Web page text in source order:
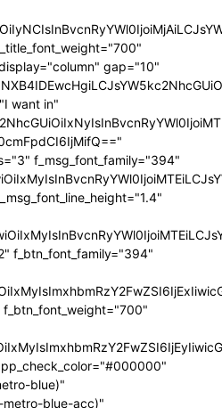
gap="10"
want in"
f_msg_font_family="394"
f_btn_font_family="394"
f_btn_font_weight="700"
blue)"
metro-blue-acc)"